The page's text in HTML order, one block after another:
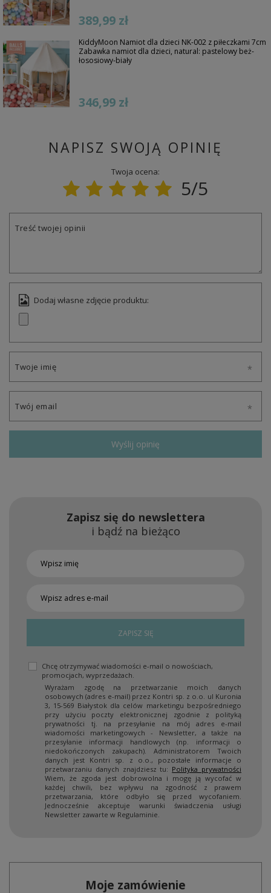
389,99 zł
KiddyMoon Namiot dla dzieci NK-002 z piłeczkami 7cm
Zabawka namiot dla dzieci, natural: pastelowy beż-
łososiowy-biały
346,99 zł
NAPISZ SWOJĄ OPINIĘ
Twoja ocena:
5/5
Treść twojej opinii
Dodaj własne zdjęcie produktu:
Twoje imię
Twój email
Wyślij opinię
Zapisz się do newslettera
i bądź na bieżąco
ZAPISZ SIĘ
Chcę otrzymywać wiadomości e-mail o nowościach,
promocjach, wyprzedażach.
Wyrażam zgodę na przetwarzanie moich danych
osobowych (adres e-mail) przez Kontri sp. z o.o. ul Kuronia
3, 15-569 Białystok dla celów marketingu bezpośredniego
przy użyciu poczty elektronicznej zgodnie z polityką
prywatności tj. na przesyłanie na mój adres e-mail
wiadomości marketingowych - Newsletter, a także na
przesyłanie informacji handlowych (np. informacji o
niedokończonych zakupach). Administratorem Twoich
danych jest Kontri sp. z o.o., pozostałe informacje o
przetwarzaniu danych znajdziesz tu: Polityka prywatności
Wiem, że zgoda jest dobrowolna i mogę ją wycofać w
każdej chwili, bez wpływu na zgodność z prawem
przetwarzania, które odbyło się przed wycofaniem.
Jednocześnie akceptuje warunki świadczenia usługi
Newsletter zawarte w Regulaminie.
Moje zamówienie